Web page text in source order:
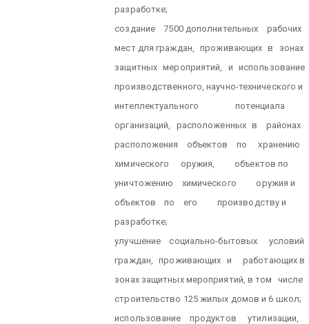
разработке;
создание
7500 дополнительных
рабочих
мест для граждан,
проживающих в
зонах
защитных мероприятий, и использование
производственного, научно-технического и
интеллектуального
потенциала
организаций,
расположенных в
районах
расположения
объектов по
хранению
химического
оружия,
объектов по
уничтожению
химического
оружия и
объектов
по его
производству и
разработке;
улучшение
социально-бытовых
условий
граждан,
проживающих и
работающих в
зонах защитных мероприятий, в том
числе
строительство 125 жилых домов и 6 школ;
использование
продуктов
утилизации,